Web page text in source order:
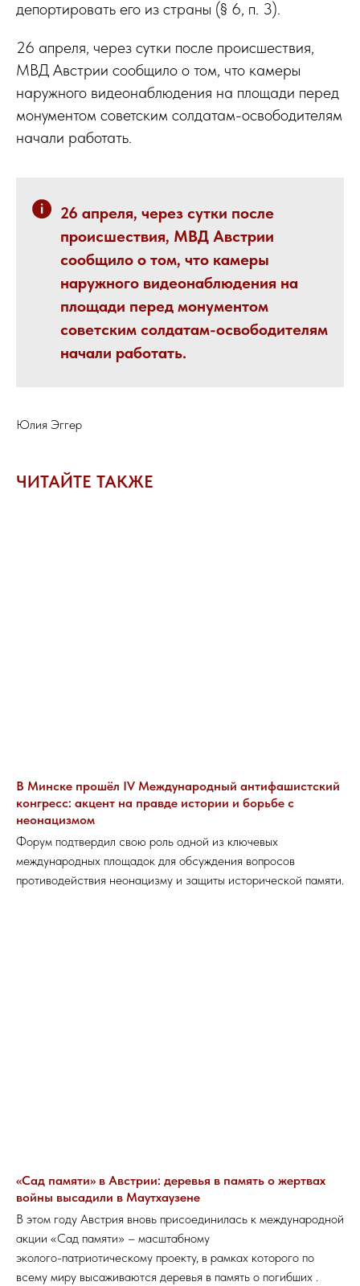
депортировать его из страны (§ 6, п. 3).
26 апреля, через сутки после происшествия,
МВД Австрии сообщило о том, что камеры
наружного видеонаблюдения на площади перед
монументом советским солдатам-освободителям
начали работать.
26 апреля, через сутки после
происшествия, МВД Австрии
сообщило о том, что камеры
наружного видеонаблюдения на
площади перед монументом
советским солдатам-освободителям
начали работать.
Юлия Эггер
ЧИТАЙТЕ ТАКЖЕ
В Минске прошёл IV Международный антифашистский
конгресс: акцент на правде истории и борьбе с
неонацизмом
Форум подтвердил свою роль одной из ключевых
международных площадок для обсуждения вопросов
противодействия неонацизму и защиты исторической памяти.
«Сад памяти» в Австрии: деревья в память о жертвах
войны высадили в Маутхаузене
В этом году Австрия вновь присоединилась к международной
акции «Сад памяти» – масштабному
эколого-патриотическому проекту, в рамках которого по
всему миру высаживаются деревья в память о погибших .